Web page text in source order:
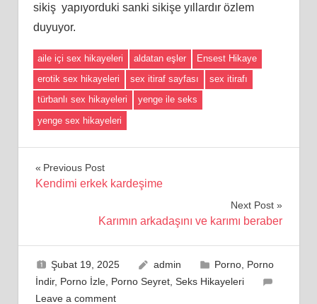
sikiş yapıyorduki sanki sikişe yıllardır özlem
duyuyor.
aile içi sex hikayeleri aldatan eşler
Ensest Hikaye
erotik sex hikayeleri
sex itiraf sayfası
sex itirafı
türbanlı sex hikayeleri
yenge ile seks
yenge sex hikayeleri
Yazı
Previous Post
Kendimi erkek kardeşime
Next Post
Karımın arkadaşını ve karımı beraber
Şubat 19, 2025 admin Porno Porno
İndir, Porno İzle, Porno Seyret, Seks Hikayeleri
Leave a comment